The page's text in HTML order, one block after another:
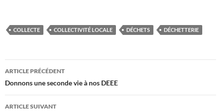
COLLECTE COLLECTIVITÉ LOCALE DÉCHETS DÉCHETTERIE
Navigation
des
articles
ARTICLE PRÉCÉDENT
Donnons une seconde vie à nos DEEE
ARTICLE SUIVANT